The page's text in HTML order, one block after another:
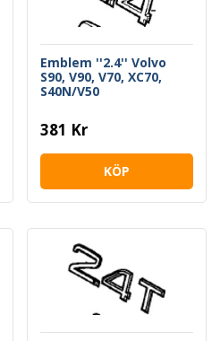
Emblem ''2.4'' Volvo
S90, V90, V70, XC70,
S40N/V50
381 Kr
KÖP